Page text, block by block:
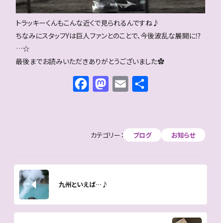
トラッキーくんもこんな近くで見られるんですね♪
ちなみにスタッフYは巨人ファンとのことで、今後波乱な展開に⁉
…☆
最後までお読みいただきありがとうございました✿
F
e
o
o
k
M
o
o
E
l
カテゴリー： ブログ お知らせ
九州といえば…♪